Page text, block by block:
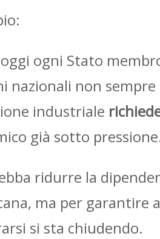
ogni Stato
nazionali non
industriale
già sotto
ridurre la
ma per garantire
si sta chiudendo.